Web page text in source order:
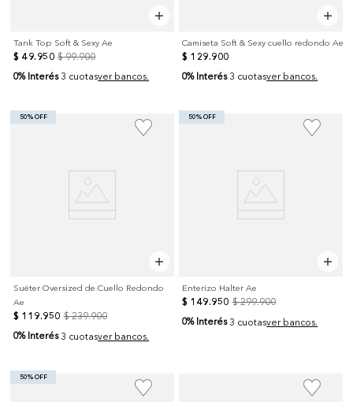
Tank Top Soft & Sexy Ae
$ 49. 950 $ 99.900
0% Interés 3 cuotasver bancos.
Camiseta Soft & Sexy cuello redondo Ae
$ 129.900
0% Interés 3 cuotasver bancos.
50% OFF
Suéter Oversized de Cuello Redondo
Ae
$ 119.950 $ 239.900
0% Interés 3 cuotasver bancos.
50% OFF
Enterizo Halter Ae
$ 149.950 $ 299.900
0% Interés 3 cuotasver bancos.
50% OFF